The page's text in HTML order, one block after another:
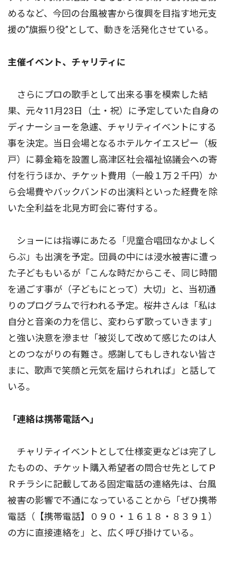
めるなど、今回の台風被害から復興を目指す地元支
援の”旗振り役”として、動きを活発化させている。
主催イベント、チャリティに
さらにプロの歌手として出来る事を模索した結
果、元々11月23日（土・祝）に予定していた自身の
ディナーショーを急遽、チャリティイベントにする
事を決定。当日会場となるホテルケイエスピー（板
戸）に募金箱を設置し高津区社会福祉協議会への寄
付を行うほか、チケット費用（一般１万２千円）か
ら会場費やバックバンドの出演料といった経費を除
いた全利益を北見方町会に寄付する。
ショーには指導にあたる「児童合唱団なかよしく
らぶ」も出演を予定。団員の中には浸水被害に遭っ
た子どももいるが「こんな時だからこそ、同じ時間
を過ごす事が（子どもにとって）大切」と、当初通
りのプログラムで行われる予定。桜井さんは「私は
自分と音楽の力を信じ、変わらず歌っていきます」
と強い決意を滲ませ「被災して改めて感じたのは人
とのつながりの有難さ。感謝してもしきれない皆さ
まに、歌声で笑顔と元気を届けられれば」と話して
いる。
「連絡は携帯電話へ」
チャリティイベントとして仕様変更などは完了し
たものの、チケット購入希望者の問合せ先としてＰ
Ｒチラシに記載してある固定電話の連絡先は、台風
被害の影響で不通になっていることから「ぜひ携帯
電話（【携帯電話】０９０・１６１８・８３９１）
の方に直接連絡を」と、広く呼び掛けている。